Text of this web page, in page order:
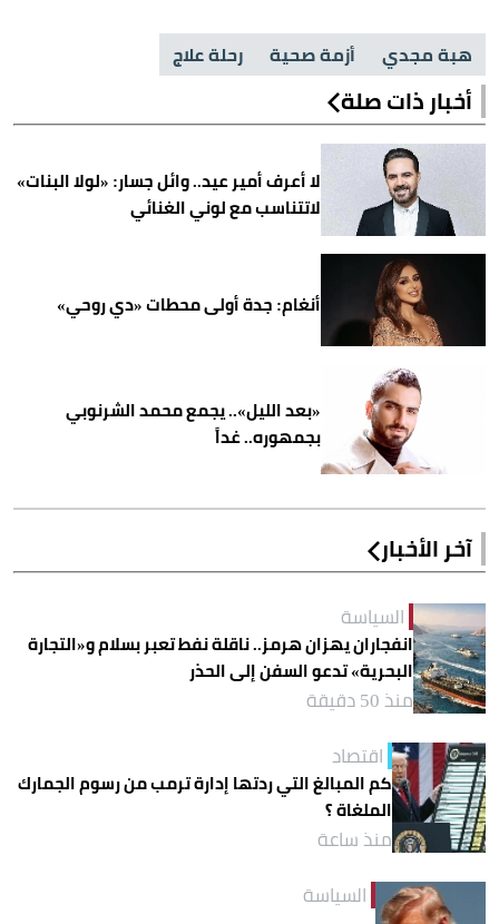
هبة مجدي أزمة صحية رحلة علاج
أخبار ذات صلة
لا أعرف أمير عيد.. وائل جسار: «لولا البنات»
لاتتناسب مع لوني الغنائي
أنغام: جدة أولى محطات «دي روحي»
«بعد الليل».. يجمع محمد الشرنوبي
بجمهوره.. غداً
آخر الأخبار
السياسة
انفجاران يهزان هرمز.. ناقلة نفط تعبر بسلام و«التجارة
البحرية» تدعو السفن إلى الحذر
منذ 50 دقيقة
اقتصاد
كم المبالغ التي ردتها إدارة ترمب من رسوم الجمارك
الملغاة ؟
منذ ساعة
السياسة